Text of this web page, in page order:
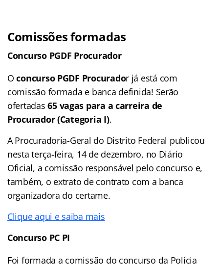
Comissões formadas
Concurso PGDF Procurador
Oconcurso PGDF Procurador já está com
comissão formada e banca definida! Serão
ofertadas65 vagas para a carreira de
Procurador (Categoria I).
A Procuradoria-Geral do Distrito Federal publicou
nesta terça-feira, 14 de dezembro, no Diário
Oficial, a comissão responsável pelo concurso e,
também, o extrato de contrato com a banca
organizadora do certame.
Clique aqui e saiba mais
Concurso PC PI
Foi formada a comissão do concurso da Polícia